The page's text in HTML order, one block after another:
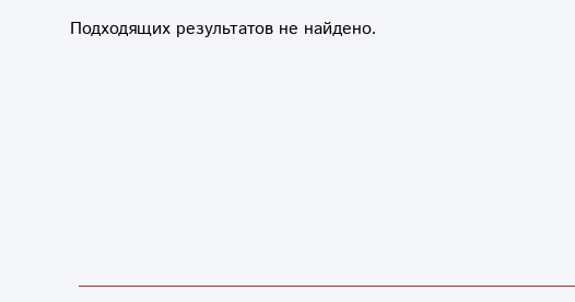
Подходящих результатов не найдено.